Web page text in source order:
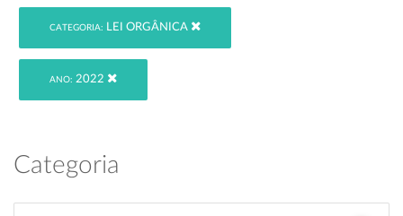
CATEGORIA: LEI ORGÂNICA
ANO: 2022
Categoria